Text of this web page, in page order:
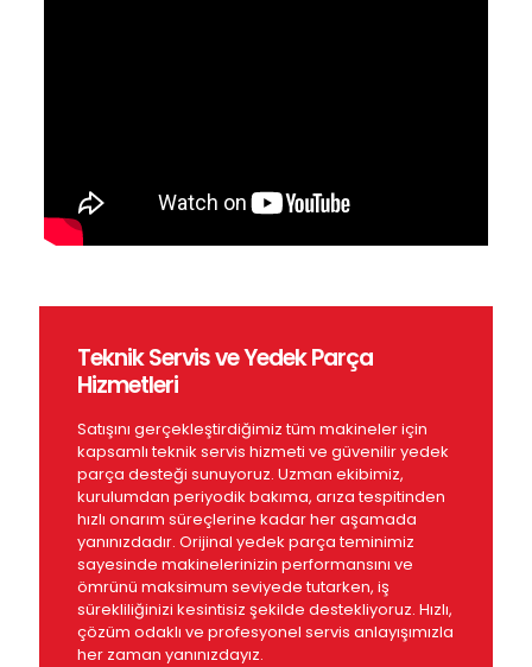
Teknik Servis ve Yedek Parça
Hizmetleri
Satışını gerçekleştirdiğimiz tüm makineler için
kapsamlı teknik servis hizmeti ve güvenilir yedek
parça desteği sunuyoruz. Uzman ekibimiz,
kurulumdan periyodik bakıma, arıza tespitinden
hızlı onarım süreçlerine kadar her aşamada
yanınızdadır. Orijinal yedek parça teminimiz
sayesinde makinelerinizin performansını ve
ömrünü maksimum seviyede tutarken, iş
sürekliliğinizi kesintisiz şekilde destekliyoruz. Hızlı,
çözüm odaklı ve profesyonel servis anlayışımızla
her zaman yanınızdayız.